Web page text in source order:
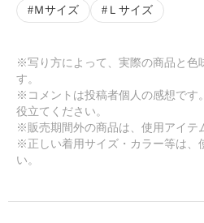
Ｍサイズ
Ｌサイズ
※写り方によって、実際の商品と色
す。
※コメントは投稿者個人の感想です
役立てください。
※販売期間外の商品は、使用アイテ
※正しい着用サイズ・カラー等は、
い。